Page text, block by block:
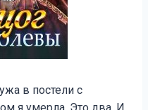
в постели с